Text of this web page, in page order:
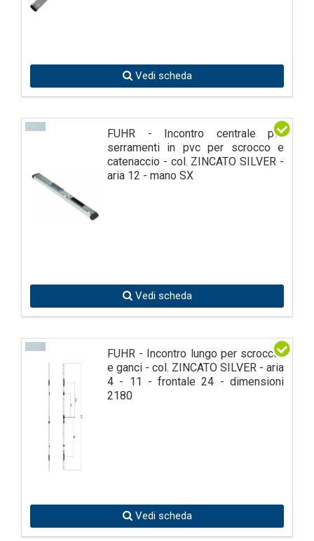
Vedi scheda
FUHR - Incontro centrale per
serramenti in pvc per scrocco e
catenaccio - col. ZINCATO SILVER -
aria 12 - mano SX
Vedi scheda
FUHR - Incontro lungo per scrocco-
e ganci - col. ZINCATO SILVER - aria
4 - 11 - frontale 24 - dimensioni
2180
Vedi scheda